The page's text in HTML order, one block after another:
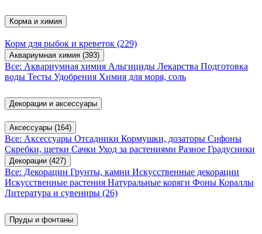
Корма и химия
Корм для рыбок и креветок (229)
Аквариумная химия (393)
Все: Аквариумная химия Альгициды Лекарства Подготовка
воды Тесты Удобрения Химия для моря, соль
Декорации и аксессуары
Аксессуары (164)
Все: Аксессуары Отсадники Кормушки, дозаторы Сифоны
Скребки, щетки Сачки Уход за растениями Разное Градусники
Декорации (427)
Все: Декорации Грунты, камни Искусственные декорации
Искусственные растения Натуральные коряги Фоны Кораллы
Литература и сувениры (26)
Пруды и фонтаны